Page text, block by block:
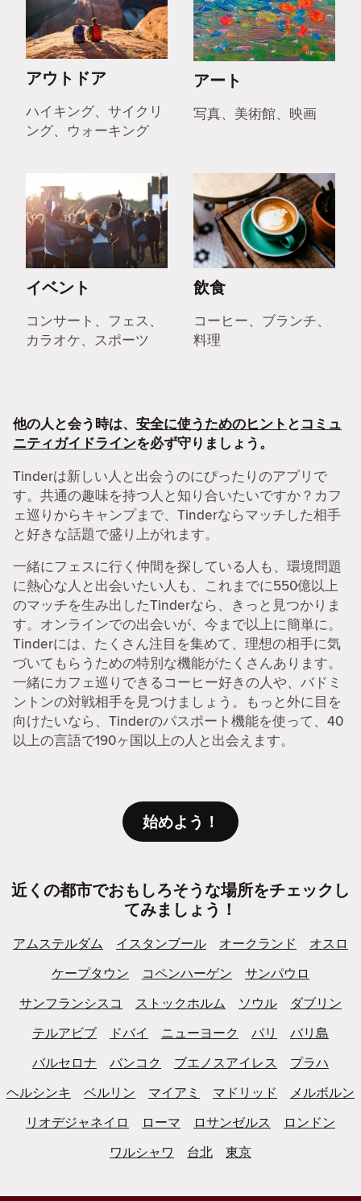
アウトドア
ハイキング、サイクリ
ング、ウォーキング
アート
写真、美術館、映画
イベント
コンサート、フェス、
カラオケ、スポーツ
飲食
コーヒー、ブランチ、
料理
他の人と会う時は、安全に使うためのヒント と コミュ
ニティガイドラインを必ず守りましょう。
Tinderは新しい人と出会うのにぴったりのアプリで
す。共通の趣味を持つ人と知り合いたいですか？カフ
ェ巡りからキャンプまで、Tinderならマッチした相手
と好きな話題で盛り上がれます。
一緒にフェスに行く仲間を探している人も、環境問題
に熱心な人と出会いたい人も、これまでに550億以上
のマッチを生み出したTinderなら、きっと見つかりま
す。オンラインでの出会いが、今まで以上に簡単に。
Tinderには、たくさん注目を集めて、理想の相手に気
づいてもらうための特別な機能がたくさんあります。
一緒にカフェ巡りできるコーヒー好きの人や、バドミ
ントンの対戦相手を見つけましょう。もっと外に目を
向けたいなら、Tinderのパスポート機能を使って、40
以上の言語で190ヶ国以上の人と出会えます。
始めよう！
近くの都市でおもしろそうな場所をチェックし
てみましょう！
アムステルダム イスタンブール オークランド
オスロ
ケープタウン
コペンハーゲン
サンパウロ
サンフランシスコ
ストックホルム ソウル
ダブリン
テルアビブ
ドバイ ニューヨーク パリ
バリ島
バルセロナ
バンコク ブエノスアイレス
プラハ
ヘルシンキ
ベルリン マイアミ マドリッド
メルボルン
リオデジャネイロ
ローマ ロサンゼルス
ロンドン
ワルシャワ
台北 東京